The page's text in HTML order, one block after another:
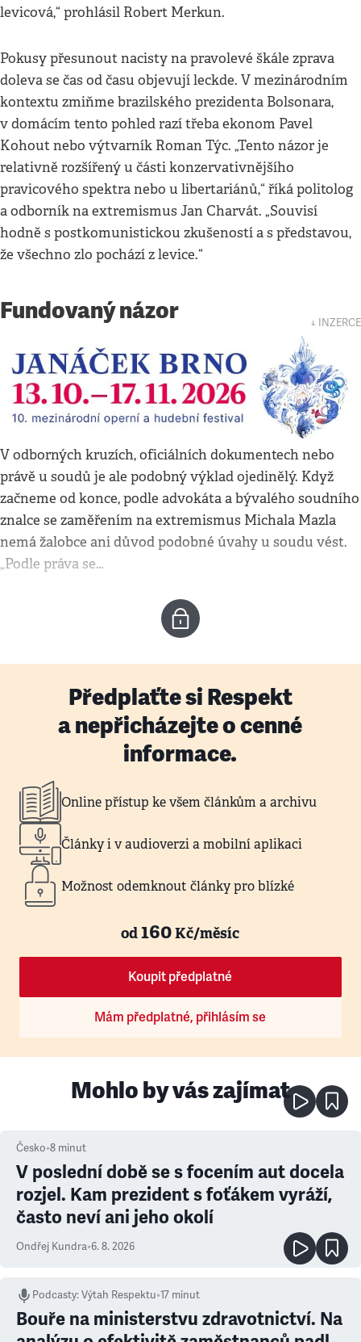
levicová,“ prohlásil Robert Merkun.
Pokusy přesunout nacisty na pravolevé škále zprava
doleva se čas od času objevují leckde. V mezinárodním
kontextu zmiňme brazilského prezidenta Bolsonara,
v domácím tento pohled razí třeba ekonom Pavel
Kohout nebo výtvarník Roman Týc. „Tento názor je
relativně rozšířený u části konzervativnějšího
pravicového spektra nebo u libertariánů,“ říká politolog
a odborník na extremismus Jan Charvát. „Souvisí
hodně s postkomunistickou zkušeností a s představou,
že všechno zlo pochází z levice.“
Fundovaný názor ↓ INZERCE
V odborných kruzích, oficiálních dokumentech nebo
právě u soudů je ale podobný výklad ojedinělý. Když
začneme od konce, podle advokáta a bývalého soudního
znalce se zaměřením na extremismus Michala Mazla
nemá žalobce ani důvod podobné úvahy u soudu vést.
„Podle práva se…
Předplaťte si Respekt
a nepřicházejte o cenné
informace.
Online přístup ke všem článkům a archivu
Články i v audioverzi a mobilní aplikaci
Možnost odemknout články pro blízké
od160Kč/měsíc
Koupit předplatné
Mám předplatné, přihlásím se
Mohlo by vás zajímat
Česko•8 minut
V poslední době se s focením aut docela
rozjel. Kam prezident s foťákem vyráží,
často neví ani jeho okolí
Ondřej Kundra•6. 8. 2026
Podcasty:Výtah Respektu•17 minut
Bouře na ministerstvu zdravotnictví. Na